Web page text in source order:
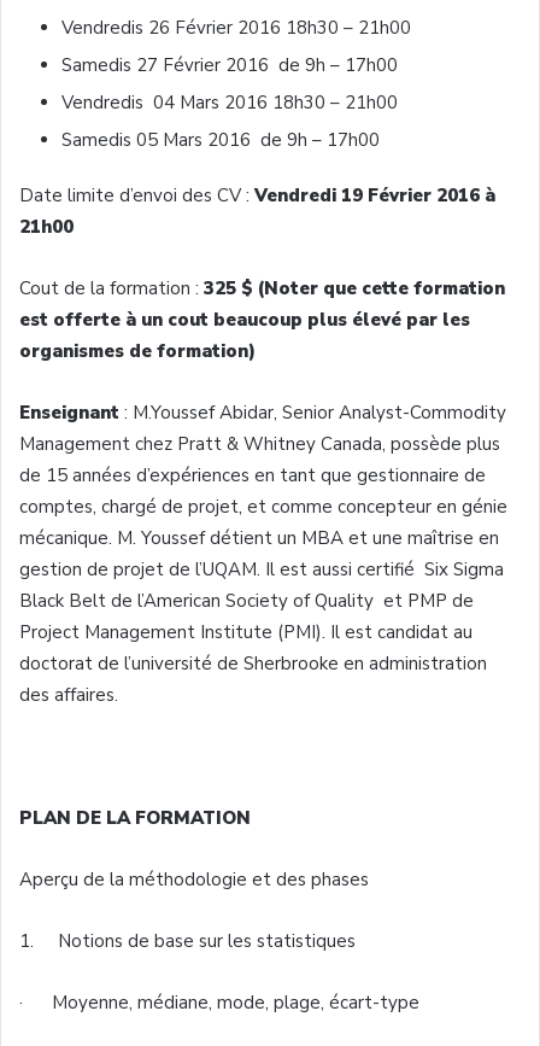
Vendredis 26 Février 2016 18h30 – 21h00
Samedis 27 Février 2016 de 9h – 17h00
Vendredis 04 Mars 2016 18h30 – 21h00
Samedis 05 Mars 2016 de 9h – 17h00
Date limite d’envoi des CV :Vendredi 19 Février 2016 à
21h00
Cout de la formation : 325 $ (Noter que cette formation
est offerte à un cout beaucoup plus élevé par les
organismes de formation)
Enseignant : M.Youssef Abidar, Senior Analyst-Commodity
Management chez Pratt & Whitney Canada, possède plus
de 15 années d’expériences en tant que gestionnaire de
comptes, chargé de projet, et comme concepteur en génie
mécanique. M. Youssef détient un MBA et une maîtrise en
gestion de projet de l’UQAM. Il est aussi certifié Six Sigma
Black Belt de l’American Society of Quality et PMP de
Project Management Institute (PMI). Il est candidat au
doctorat de l’université de Sherbrooke en administration
des affaires.
PLAN DE LA FORMATION
Aperçu de la méthodologie et des phases
1. Notions de base sur les statistiques
· Moyenne, médiane, mode, plage, écart-type